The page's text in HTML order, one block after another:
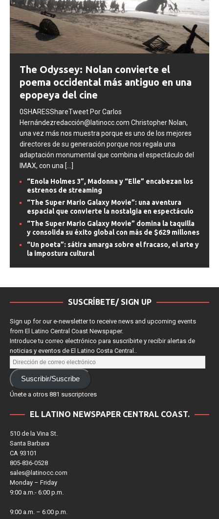
SEPTIMO ARTE
The Odyssey: Nolan convierte el
poema occidental más antiguo en una
epopeya del cine
0SHARESShareTweet Por Carlos
Hernándezredacción@latinocc.com Christopher Nolan,
una vez más nos muestra porque es uno de los mejores
directores de su generación porque nos regala una
adaptación monumental que combina el espectáculo del
IMAX, con una[...]
“Enola Holmes 3”, Madonna y “Elle” encabezan los
estrenos de streaming
“The Super Mario Galaxy Movie”: una aventura
espacial que convierte la nostalgia en espectáculo
la impostura cultural
SUSCRÍBETE/ SIGN UP
Sign up for our e-newsletter to receive news and upcoming events
from El Latino Central Coast Newspaper.
Introduce tu correo electrónico para suscribirte y recibir alertas de
noticias y eventos de El Latino Costa Central..
Únete a otros 881 suscriptores
EL LATINO NEWSPAPER CENTRAL COAST.
510 de la Vina St.
Santa Barbara
805-836-0528